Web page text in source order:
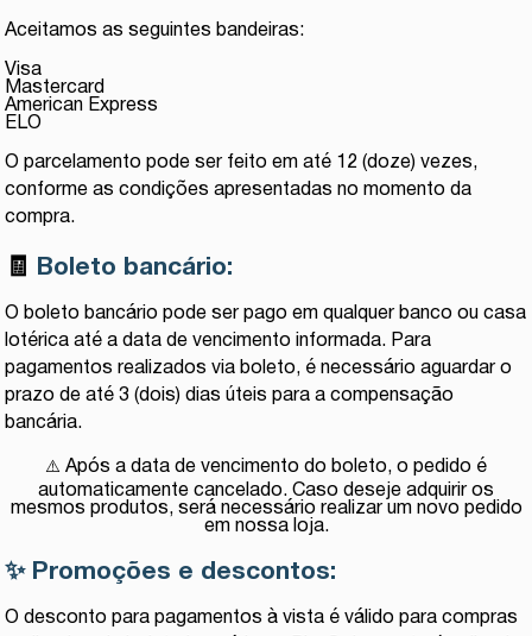
Aceitamos as seguintes bandeiras:
Visa
Mastercard
American Express
ELO
O parcelamento pode ser feito em até 12 (doze) vezes,
conforme as condições apresentadas no momento da
compra.
🧾 Boleto bancário:
O boleto bancário pode ser pago em qualquer banco ou casa
lotérica até a data de vencimento informada. Para
pagamentos realizados via boleto, é necessário aguardar o
prazo de até 3 (dois) dias úteis para a compensação
bancária.
⚠️ Após a data de vencimento do boleto, o pedido é
automaticamente cancelado. Caso deseje adquirir os
mesmos produtos, será necessário realizar um novo pedido
em nossa loja.
✨ Promoções e descontos:
O desconto para pagamentos à vista é válido para compras